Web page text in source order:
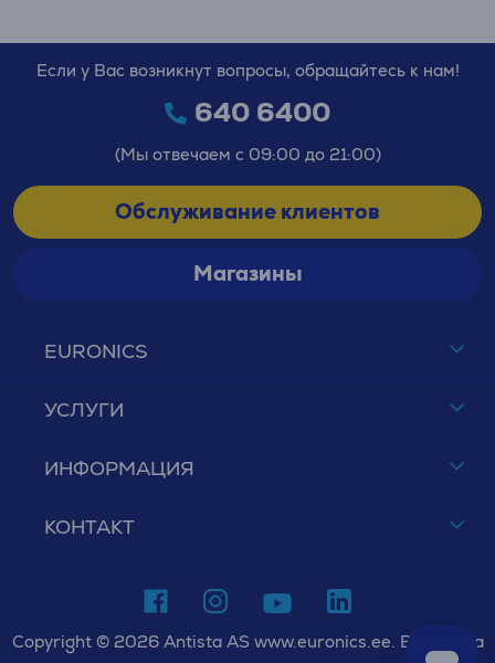
EURONICS
УСЛУГИ
ИНФОРМАЦИЯ
КОНТАКТ
Если у Вас возникнут вопросы, обращайтесь к нам!
640 6400
(Мы отвечаем с 09:00 до 21:00)
Обслуживание клиентов
Магазины
Copyright © 2026 Antista AS www.euronics.ee. Все права